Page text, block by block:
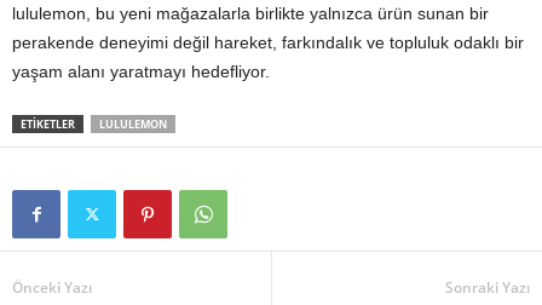
lululemon, bu yeni mağazalarla birlikte yalnızca ürün sunan bir
perakende deneyimi değil hareket, farkındalık ve topluluk odaklı bir
yaşam alanı yaratmayı hedefliyor.
ETİKETLER LULULEMON
Önceki Yazı Sonraki Yazı